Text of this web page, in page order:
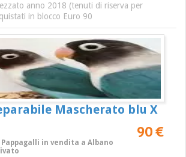
anno 2018 (tenuti di riserva per
in blocco Euro 90
Mascherato blu X
90 €
Pappagalli in vendita a Albano